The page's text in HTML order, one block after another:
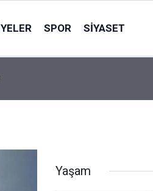
SPOR SIYASET
Yaşam